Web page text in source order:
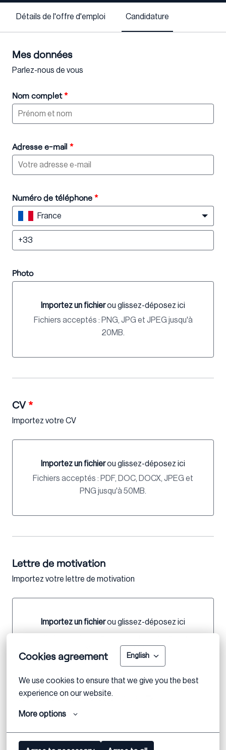
Cookies agreement English
We use cookies to ensure that we give you the best
experience on our website.
More options
Détails de l'offre d'emploi Candidature
Mes données
Parlez-nous de vous
Nom complet *
Adresse e-mail *
Numéro de téléphone *
France
Photo
Importez un fichierou glissez-déposez ici
Importez un fichier ou glissez-déposez ici
Fichiers acceptés : PNG, JPG et JPEG jusqu'à
20MB.
CV *
Importez votre CV
Importez un fichierou glissez-déposez ici
Importez un fichier ou glissez-déposez ici
Fichiers acceptés : PDF, DOC, DOCX, JPEG et
PNG jusqu'à 50MB.
Lettre de motivation
Importez votre lettre de motivation
Importez un fichierou glissez-déposez ici
PNG jusqu'à 50MB.
Rédigez votre lettre manuellement ici